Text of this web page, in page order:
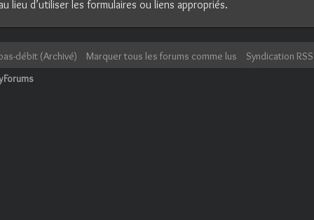
lieu d’utiliser les formulaires ou liens appropriés.
débit (Archivé) Marquer tous les forums comme lus
Syndication RSS